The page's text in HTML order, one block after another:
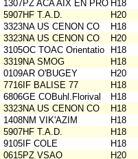
1307PZ ACA AIX EN PROVH18
5907HF T.A.D.
H20
3323NA US CENON CO
H18
3323NA US CENON CO
H20
3105OC TOAC Orientatio
H18
3319NA SMOG
H18
0109AR O'BUGEY
H20
7716IF BALISE 77
H18
6806GE COBuhl.Florival
H18
3323NA US CENON CO
H18
1408NM VIK'AZIM
H18
5907HF T.A.D.
H18
9105IF COLE
H18
0615PZ VSAO
H20